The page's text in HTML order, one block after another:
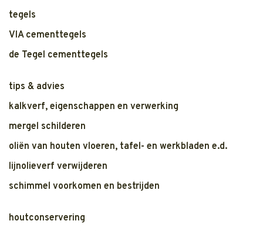
tegels
VIA cementtegels
de Tegel cementtegels
tips & advies
kalkverf, eigenschappen en verwerking
mergel schilderen
oliën van houten vloeren, tafel- en werkbladen e.d.
lijnolieverf verwijderen
schimmel voorkomen en bestrijden
houtconservering